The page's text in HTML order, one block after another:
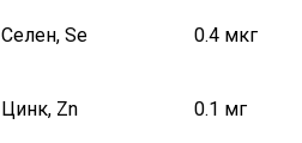
Селен, Se 0.4 мкг
Цинк, Zn 0.1 мг